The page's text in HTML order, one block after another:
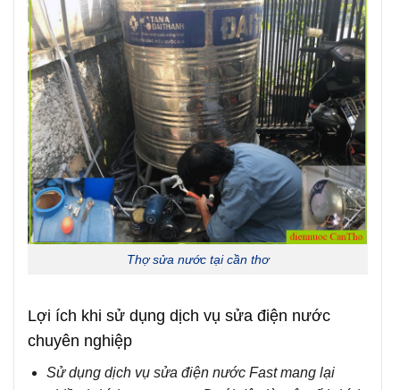
Thợ sửa nước tại cần thơ
Lợi ích khi sử dụng dịch vụ sửa điện nước
chuyên nghiệp
Sử dụng dịch vụ sửa điện nước Fast mang lại